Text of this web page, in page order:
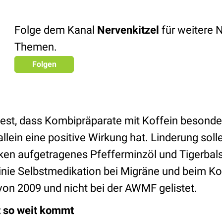
Folge dem Kanal Nervenkitzel für weitere
Themen.
Folgen
dass Kombipräparate mit Koffein
eine positive Wirkung hat. Linderung
aufgetragenes Pfefferminzöl und
Selbstmedikation bei Migräne und beim
2009 und nicht bei der AWMF gelistet.
so weit kommt